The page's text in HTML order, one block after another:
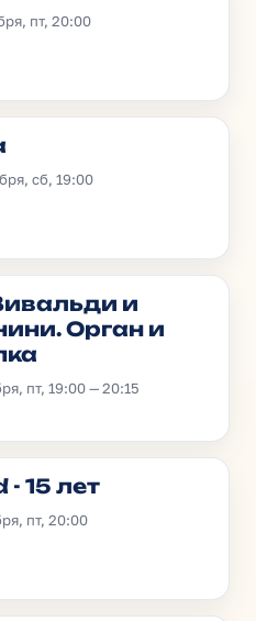
пт, 20:00
сб, 19:00
и
Орган и
пт, 19:00 — 20:15
- 15 лет
пт, 20:00